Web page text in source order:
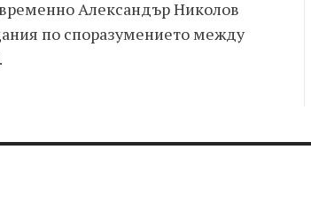
Александър Николов
по споразумението между